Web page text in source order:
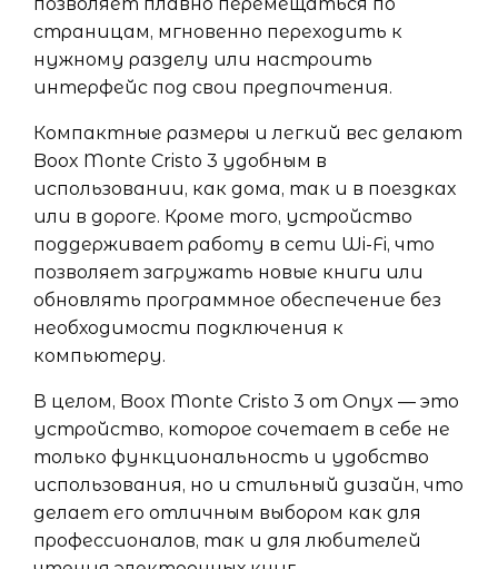
страницам, мгновенно переходить к
нужному разделу или настроить
интерфейс под свои предпочтения.
Компактные размеры и легкий вес делают
Boox Monte Cristo 3 удобным в
использовании, как дома, так и в поездках
или в дороге. Кроме того, устройство
поддерживает работу в сети Wi-Fi, что
позволяет загружать новые книги или
обновлять программное обеспечение без
необходимости подключения к
компьютеру.
В целом, Boox Monte Cristo 3 от Onyx — это
устройство, которое сочетает в себе не
только функциональность и удобство
использования, но и стильный дизайн, что
делает его отличным выбором как для
профессионалов, так и для любителей